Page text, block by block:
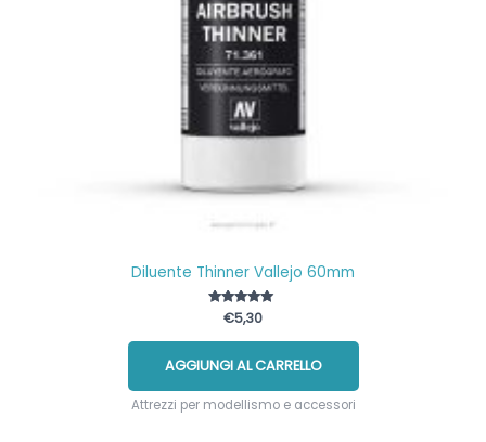
Diluente Thinner Vallejo 60mm
Valutato
5.00
su 5
€5,30
AGGIUNGI AL CARRELLO
Attrezzi per modellismo e accessori